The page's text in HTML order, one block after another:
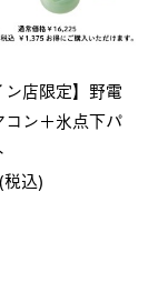
ン店限定】野電
コン＋氷点下パ
込)